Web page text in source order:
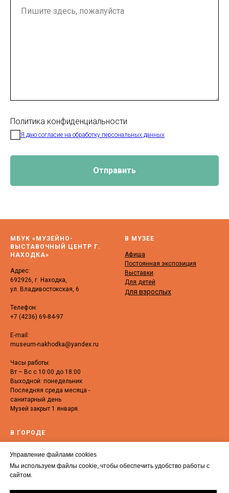
Управление файлами cookies
Мы используем файлы cookie, чтобы обеспечить удобство работы с
сайтом.
Политика конфиденциальности
Я даю согласие на обработку персональных данных
Отправить
МБУК «МУЗЕЙНО-
ВЫСТАВОЧНЫЙ ЦЕНТР Г.
НАХОДКА»
Адрес:
692926, г. Находка,
ул. Владивостокская, 6
Телефон:
+7 (4236) 69-84-97
E-mail:
museum-nakhodka@yandex.ru
Часы работы:
Вт – Вс с 10:00 до 18:00
Выходной: понедельник
Последняя среда месяца -
санитарный день
Музей закрыт 1 января.
В МУЗЕЕ
Афиша
Постоянная экспозиция
Выставки
Для детей
Для взрослых
В ГОРОДЕ
Восток»
Достопримечательности
Находки